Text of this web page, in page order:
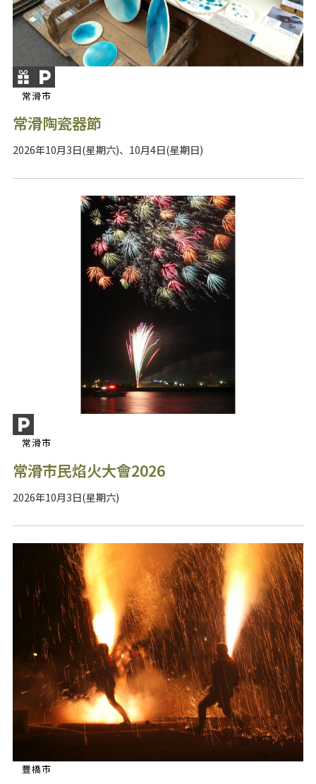
常滑市
常滑陶瓷器節
2026年10月3日(星期六)、10月4日(星期日)
常滑市
常滑市民焰火大會2026
2026年10月3日(星期六)
豐橋市